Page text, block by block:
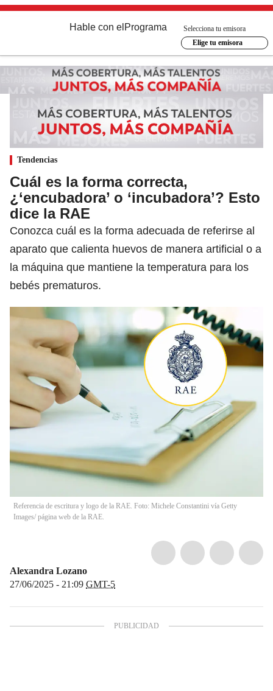
Hable con el Programa
Selecciona tu emisora
Elige tu emisora
Tendencias
Cuál es la forma correcta,
¿‘encubadora’ o ‘incubadora’? Esto
dice la RAE
Conozca cuál es la forma adecuada de referirse al
aparato que calienta huevos de manera artificial o a
la máquina que mantiene la temperatura para los
bebés prematuros.
Referencia de escritura y logo de la RAE. Foto: Michele Constantini vía Getty
Images/ página web de la RAE.
Alexandra Lozano
27/06/2025 - 21:09 GMT-5